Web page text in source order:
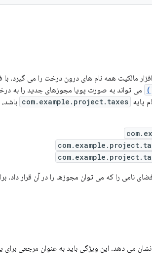
مالکیت همه نام های درون درخت را می گیرد. با
می تواند به صورت پویا مجوزهای جدید را به
پایه com.example.project.taxes
نامی را که می توان مجوزها را در آن قرار داد.
می دهد. این ویژگی باید به عنوان مرجعی